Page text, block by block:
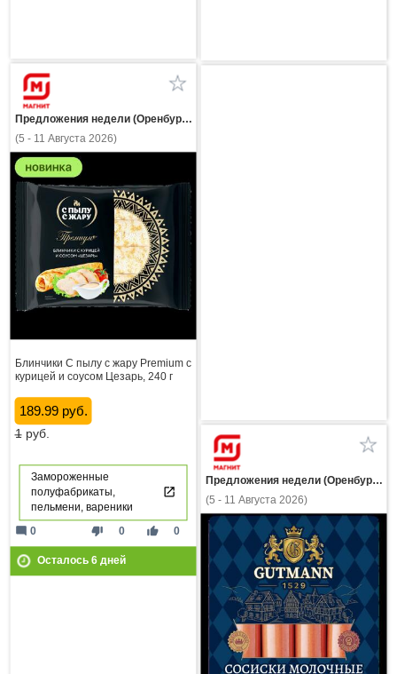
Предложения недели (Оренбургская область)
(5 - 11 Августа 2026)
Блинчики С пылу с жару Premium с
курицей и соусом Цезарь, 240 г
189.99 руб.
1руб.
Замороженные
полуфабрикаты,
пельмени, вареники
thumb_down 0 thumb_up 0
mode_comment 0
Осталось 6дней
Предложения недели (Оренбургская область)
(5 - 11 Августа 2026)